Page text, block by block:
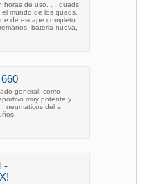
horas de uso. . . quads
mundo de los quads,
de escape completo
bateria nueva,
general! como
muy potente y
neumaticos del a
-